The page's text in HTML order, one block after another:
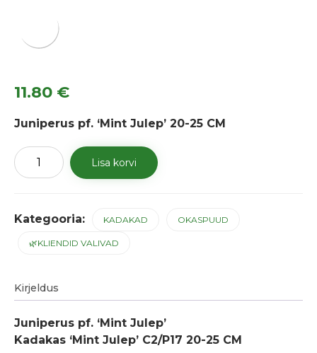
11.80 €
Juniperus pf. ‘Mint Julep’ 20-25 CM
Kadakas
'Mint
Julep'
Lisa korvi
Kategooria: KADAKAD OKASPUUD
🌿KLIENDID VALIVAD
Kirjeldus
Juniperus pf. ‘Mint Julep’
Kadakas ‘Mint Julep’ C2/P17 20-25 CM